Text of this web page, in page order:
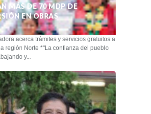
MÁS DE 70 MDP DE
EN OBRAS
acerca trámites y servicios gratuitos a
región Norte *"La confianza del pueblo
y...